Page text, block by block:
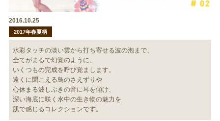
2016.10.25
2017年春夏柄
水彩タッチの淡い雲から打ち寄せる波の泡まで、
全てがまるで幻覚のように、
いくつもの完成を呼び覚まします。
遠くに聞こえる鳥のさえずりや
心休まる波しぶきの音に耳を傾け、
深い海底に咲く水中の生き物の魅力を
肌で感じるコレクションです。